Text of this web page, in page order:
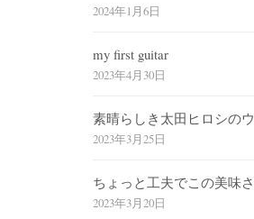
2024年1月6日
my first guitar
2023年4月30日
素晴らしき太田ヒロシの
2023年3月25日
ちょっと工夫でこの美味さ
2023年3月20日